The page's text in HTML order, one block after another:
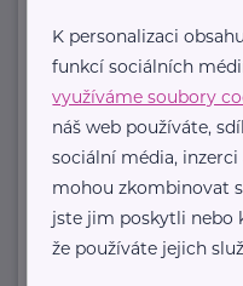
Portál Rodinná síť
informační
https://
Zobrazit
K personalizaci
funkcí sociálních
využíváme soubory
náš web používáte,
sociální média,
mohou zkombinovat
jste jim poskytli nebo
že používáte jejich